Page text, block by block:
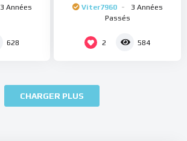
3 Années
628
Viter7960
3 Années
Passés
2 584
CHARGER PLUS